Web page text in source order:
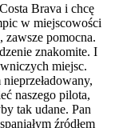
Brava i chcę
w miejscowości
zawsze pomocna.
znakomite. I
miejsc.
naszego pilota,
tak udane. Pan
źródłem